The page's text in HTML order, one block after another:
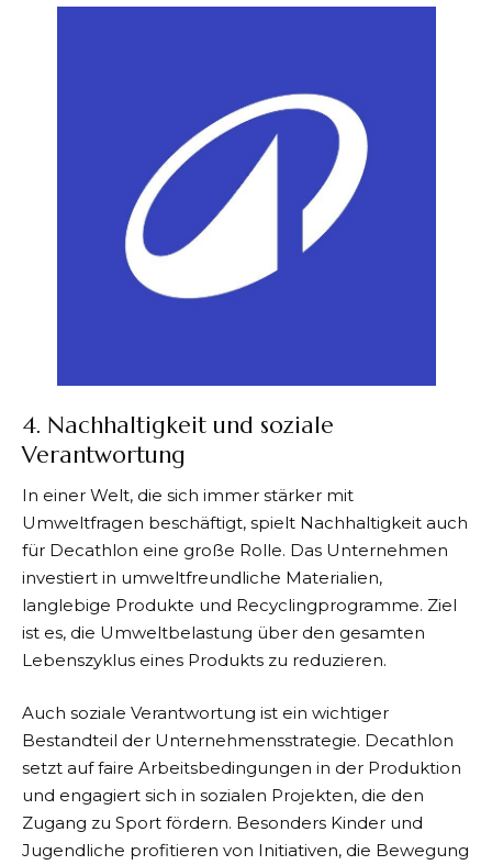
4. Nachhaltigkeit und soziale
Verantwortung
In einer Welt, die sich immer stärker mit
Umweltfragen beschäftigt, spielt Nachhaltigkeit auch
für Decathlon eine große Rolle. Das Unternehmen
investiert in umweltfreundliche Materialien,
langlebige Produkte und Recyclingprogramme. Ziel
ist es, die Umweltbelastung über den gesamten
Lebenszyklus eines Produkts zu reduzieren.
Auch soziale Verantwortung ist ein wichtiger
Bestandteil der Unternehmensstrategie. Decathlon
setzt auf faire Arbeitsbedingungen in der Produktion
und engagiert sich in sozialen Projekten, die den
Zugang zu Sport fördern. Besonders Kinder und
Jugendliche profitieren von Initiativen, die Bewegung